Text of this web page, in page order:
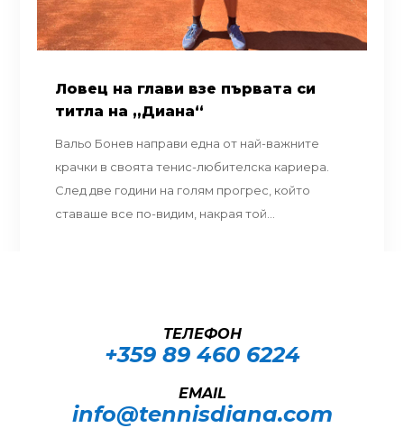
Ловец на глави взе първата си
титла на „Диана“
Вальо Бонев направи една от най-важните
крачки в своята тенис-любителска кариера.
След две години на голям прогрес, който
ставаше все по-видим, накрая той...
ТЕЛЕФОН
+359 89 460 6224­
EMAIL
info@tennisdiana.com